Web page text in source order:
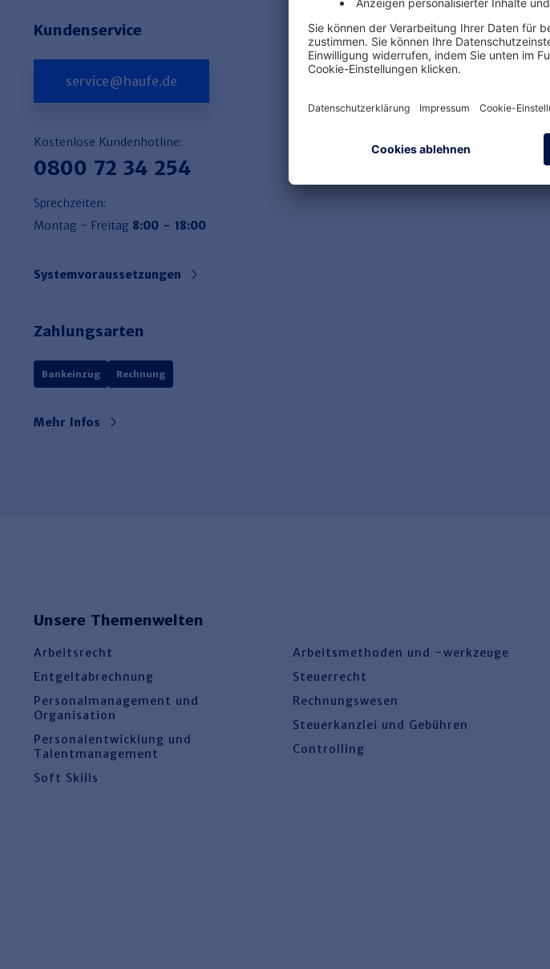
Kundenservice
service@haufe.de
Kostenlose Kundenhotline:
0800 72 34 254
Sprechzeiten:
Montag - Freitag 8:00 - 18:00
Systemvoraussetzungen
Zahlungsarten
Bankeinzug Rechnung
Mehr Infos
Unsere Themenwelten
Arbeitsrecht
Entgeltabrechnung
Personalmanagement und
Organisation
Personalentwicklung und
Talentmanagement
Soft Skills
Arbeitsmethoden und -werkzeuge
Steuerrecht
Rechnungswesen
Steuerkanzlei und Gebühren
Controlling